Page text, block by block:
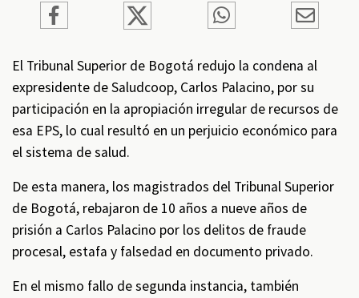
El Tribunal Superior de Bogotá redujo la condena al
expresidente de Saludcoop, Carlos Palacino, por su
participación en la apropiación irregular de recursos de
esa EPS, lo cual resultó en un perjuicio económico para
el sistema de salud.
De esta manera, los magistrados del Tribunal Superior
de Bogotá, rebajaron de 10 años a nueve años de
prisión a Carlos Palacino por los delitos de fraude
procesal, estafa y falsedad en documento privado.
En el mismo fallo de segunda instancia, también